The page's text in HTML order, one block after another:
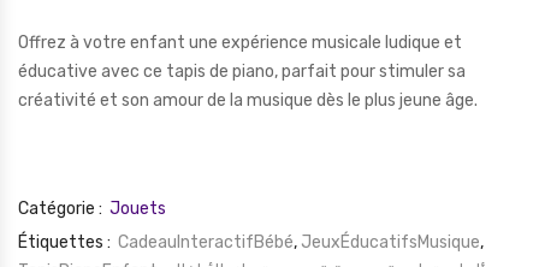
Offrez à votre enfant une expérience musicale ludique et
éducative avec ce tapis de piano, parfait pour stimuler sa
créativité et son amour de la musique dès le plus jeune âge.
Catégorie : Jouets
Étiquettes : CadeauInteractifBébé, JeuxÉducatifsMusique,